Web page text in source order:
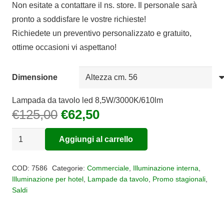
prezzo:
da
€55,00
a
€62,50
Non esitate a contattare il ns. store. Il personale sarà
pronto a soddisfare le vostre richieste!
Richiedete un preventivo personalizzato e gratuito,
ottime occasioni vi aspettano!
Dimensione
Lampada da tavolo led 8,5W/3000K/610lm
€125,00 Il
prezzo
originale
€125,00.
€62,50Il
prezzo
attuale
€62,50.
Lampada
Capuccina
bianco
Aggiungi al carrello
COD: 7586 Categorie: Commerciale, Illuminazione interna
Illuminazione per hotel Lampade da tavolo Promo stagionali
Saldi